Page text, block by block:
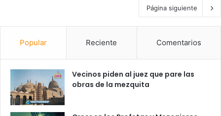
Página siguiente
Popular Reciente Comentarios
Vecinos piden al juez que pare las
obras de la mezquita